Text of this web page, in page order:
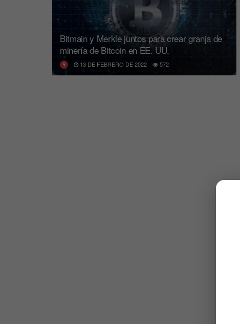
Bitmain y Merkle juntos para crear granja de
minería de Bitcoin en EE. UU.
13 DE FEBRERO DE 2022 572